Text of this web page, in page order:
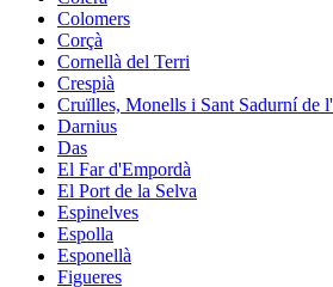
Colomers
Corçà
Cornellà del Terri
Crespià
Cruïlles, Monells i Sant Sadurní de
Darnius
Das
El Far d'Empordà
El Port de la Selva
Espinelves
Espolla
Esponellà
Figueres